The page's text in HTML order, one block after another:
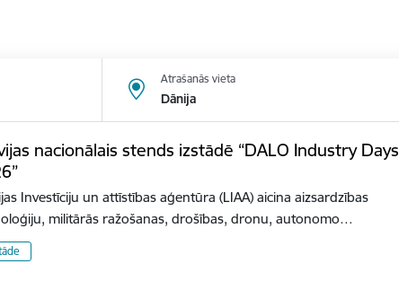
Atrašanās vieta
Dānija
nacionālais stends izstādē “DALO Industry Days
Investīciju un attīstības aģentūra (LIAA) aicina aizsardzības
militārās ražošanas, drošības, dronu, autonomo…